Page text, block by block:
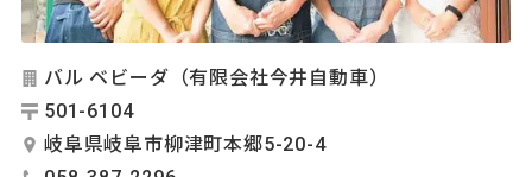
バル ベビーダ（有限会社今井自動車）
501-6104
岐阜県岐阜市柳津町本郷5-20-4